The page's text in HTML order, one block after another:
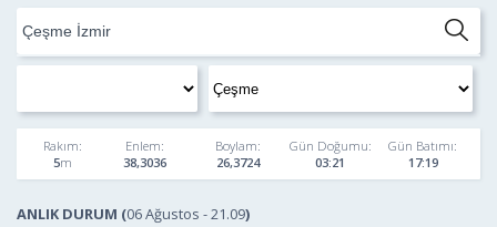
Rakım:
5
Enlem:
38,3036
Boylam:
26,3724
Gün Doğumu:
03:21
Gün Batımı:
17:19
ANLIK DURUM (06 Ağustos - 21.09)